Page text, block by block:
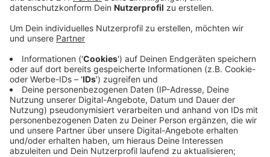
Veröffentlicht:Montag, 04.01.2021 15:04
Anzeige
Ein riesiger Operator-Raum mit dutzenden
Bildschirmen, die Autobahnen in ganz NRW zeigen –
der soll im Neubau auf dem Gelände der
Autobahnmeisterei in Opladen entstehen. Noch laufen
hier die Innenausbau-Arbeiten. Im Mai, spätestens im
Juni soll die neue Zentrale für Verkehrssteuerung und